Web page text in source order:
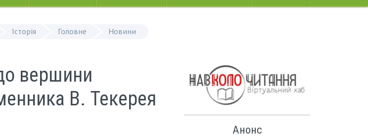
Історія Головне Новини
вершини
В. Текерея
Анонс